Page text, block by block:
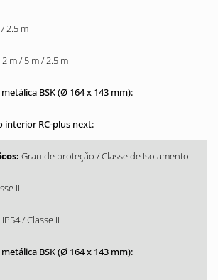
2.5 m
2 m / 5 m / 2.5 m
Grau de proteção / Classe de Isolamento
II
IP54 / Classe II